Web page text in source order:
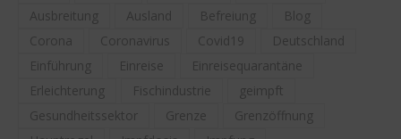
Ausbreitung
Ausland Befreiung
Blog
Corona
Coronavirus Covid19
Deutschland
Einführung
Einreise
Einreisequarantäne
Erleichterung
Fischindustrie
geimpft
Gesundheitssektor
Grenze
Grenzöffnung